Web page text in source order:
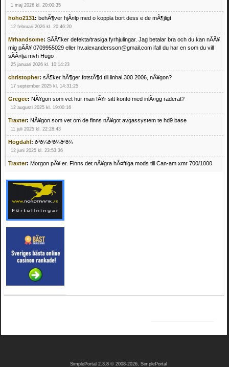
1 maj 2026 kl. 20:00:35
hoho2131: behÃ¶ver hjÃ¤lp med o koppla bort dess e de mÃ¶jligt
12 februari 2026 kl. 20:46:20
Mrhandsome: SÃÂ¶ker defekta/trasiga fyrhjulingar. Jag betalar bra och du kan nÃÂ¥
mig pÃÂ¥ 0709955029 eller hv.alexandersson@gmail.com ifall du har en som du vill
sÃÂ¤lja mvh Hugo
25 januari 2026 kl. 10:14:23
christopher: sÃ¶ker hÃ¶ger fotstÃ¶d till linhai 300 2006, nÃ¥gon?
17 september 2025 kl. 14:31:25
Gregee: NÃ¥gon som vet hur man fÃ¥r sitt konto med inlÃ¤gg raderat?
12 augusti 2025 kl. 19:00:16
Traxter: NÃ¥gon som vet om de finns nÃ¥got avgassystem te hd9 base
11 juli 2025 kl. 22:28:43
Högdahl: ðªð¼ðªð¼ðªð¼
12 juni 2025 kl. 23:53:36
Traxter: Morgon pÃ¥ er. Finns det nÃ¥gra hÃ¤ftiga mods till Can-am xmr 700/1000
Mrhandsome:SÃ¶ker defekta/trasiga fyrhjulingar. Jag betalar bra och du kan nÃ¥ mig
pÃ¥ 0709955029 eller hv.alexandersson@gmail.com ifall du har en som du vill sÃ¤lja
mvh Hugo
21 februari 2025 kl. 09:25:52
Oscar5:NÃ¥gon som vet vad man kan begÃ¤ra fÃ¶r en Honda TRX 350 FE 2005
4 februari 2025 kl. 19:20:50
Oscar5:44
4 februari 2025 kl. 19:15:36
Greger59:NÃ¤gon som vet har en Cetek 500 EFI
15 januari 2025 kl. 23:49:44
Mrhandsome:SÃÂ¶ker defekta/trasiga fyrhjulingar. Jag betalar bra och du kan nÃÂ¥
SimplePortal 2.3.8 © 2008-2026, SimplePortal